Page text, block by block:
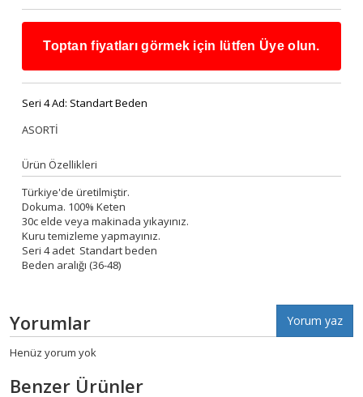
Toptan fiyatları görmek için lütfen Üye olun.
Seri 4 Ad: Standart Beden
ASORTİ
Ürün Özellikleri
Türkiye'de üretilmiştir.
Dokuma. 100% Keten
30c elde veya makinada yıkayınız.
Kuru temizleme yapmayınız.
Seri 4 adet Standart beden
Beden aralığı (36-48)
Yorumlar Yorum yaz
Henüz yorum yok
Benzer Ürünler